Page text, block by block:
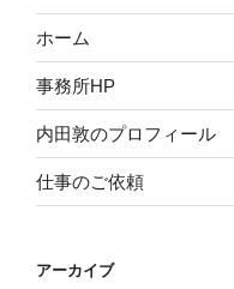
ホーム
事務所HP
内田敦のプロフィール
仕事のご依頼
アーカイブ